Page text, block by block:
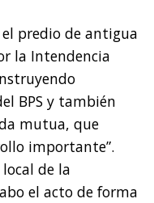
predio de antigua
la Intendencia
BPS y también
mutua, que
importante”.
de la
el acto de forma